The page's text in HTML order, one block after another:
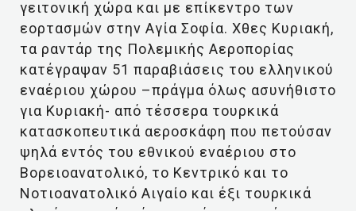
γειτονική χώρα και με επίκεντρο των
εορτασμών στην Αγία Σοφία. Χθες Κυριακή,
τα ραντάρ της Πολεμικής Αεροπορίας
κατέγραψαν 51 παραβιάσεις του ελληνικού
εναέριου χώρου –πράγμα όλως ασυνήθιστο
για Κυριακή- από τέσσερα τουρκικά
κατασκοπευτικά αεροσκάφη που πετούσαν
ψηλά εντός του εθνικού εναέριου στο
Βορειοανατολικό, το Κεντρικό και το
Νοτιοανατολικό Αιγαίο και έξι τουρκικά